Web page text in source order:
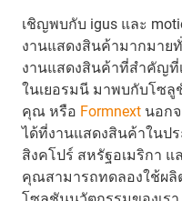
เชิญพบกับ igus และ
งานแสดงสินค้ามากมาย
งานแสดงสินค้าที่สำคัญที่
ในเยอรมนี มาพบกับโซ
คุณ หรือ Formnext นอก
ได้ที่งานแสดงสินค้าในปร
สิงคโปร์ สหรัฐอเมริกา
คุณสามารถทดลองใช้ผลิ